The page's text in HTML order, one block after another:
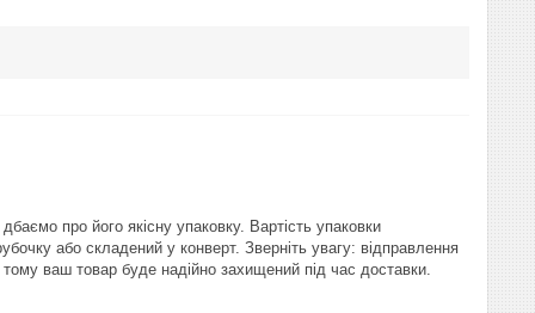
про його якісну упаковку. Вартість упаковки
або складений у конверт. Зверніть увагу: відправлення
ваш товар буде надійно захищений під час доставки.